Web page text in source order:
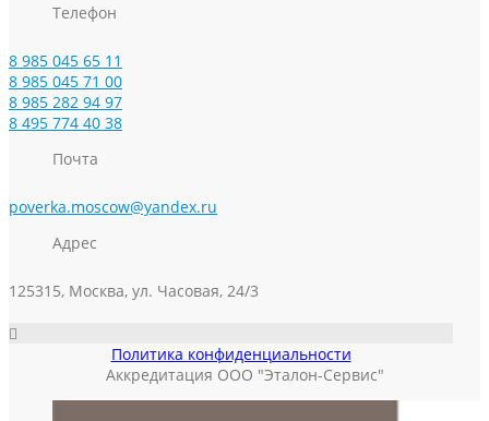
Телефон
8 985 045 65 11
8 985 045 71 00
8 985 282 94 97
8 495 774 40 38
Почта
poverka.moscow@yandex.ru
Адрес
125315, Москва, ул. Часовая, 24/3
Политика конфиденциальности
Аккредитация ООО "Эталон-Сервис"